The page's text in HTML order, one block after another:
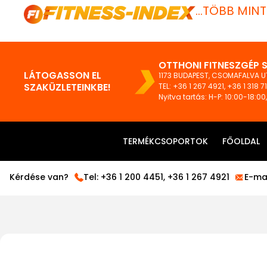
...TÖBB
LÁTOGASSON EL
SZAKÜZLETEINKBE!
OTTHONI FITNESZGÉP
1173 BUDAPEST, CSOMAFALVA
TEL: +36 1 267 4921, +36 1 318
Nyitva tartás: H-P: 10:00-
TERMÉKCSOPORTOK FŐOLDAL
Kérdése van? Tel: +36 1 200 4451, +36 1 267 4921 E-